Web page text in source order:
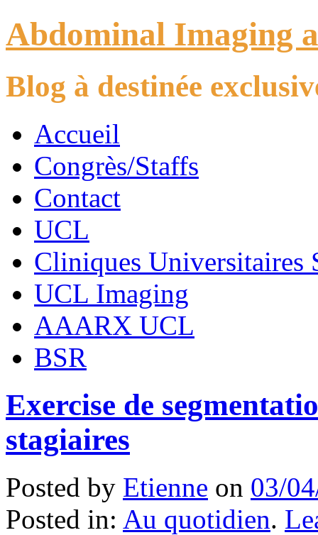
Abdominal Imaging
Blog à destinée
Accueil
Congrès/Staffs
Contact
UCL
Cliniques Universitaires
UCL Imaging
AAARX UCL
BSR
Exercise de
stagiaires
Posted by Etienne on 03/
Posted in: Au quotidien.